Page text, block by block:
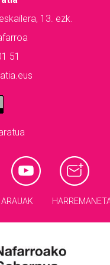
13. ezk.
51
ARAUAK